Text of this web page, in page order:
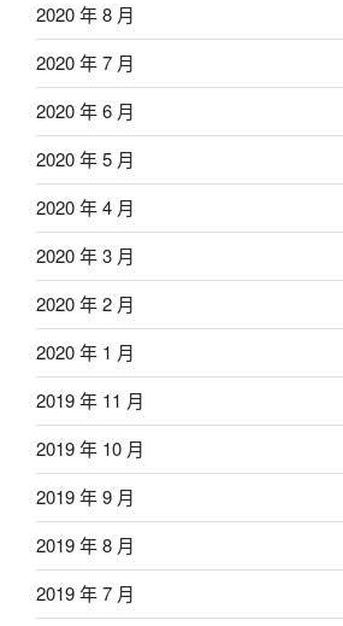
2020 年 8 月
2020 年 7 月
2020 年 6 月
2020 年 5 月
2020 年 4 月
2020 年 3 月
2020 年 2 月
2020 年 1 月
2019 年 11 月
2019 年 10 月
2019 年 9 月
2019 年 8 月
2019 年 7 月